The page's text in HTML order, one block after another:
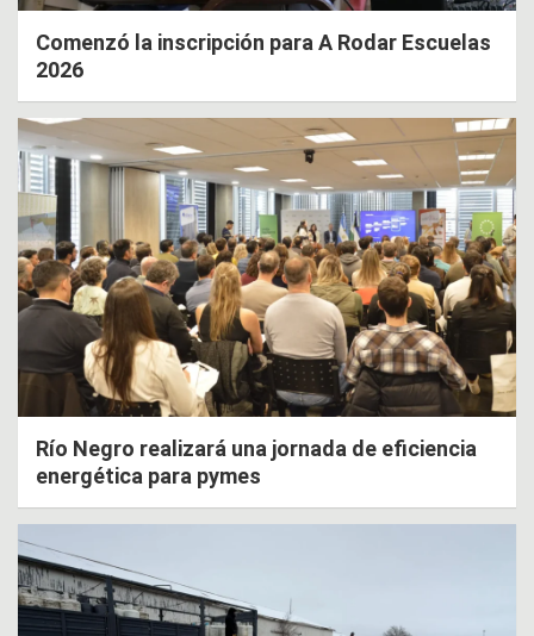
Comenzó la inscripción para A Rodar Escuelas
2026
Río Negro realizará una jornada de eficiencia
energética para pymes